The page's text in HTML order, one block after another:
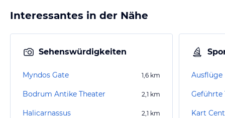
Interessantes in der Nähe
Sehenswürdigkeiten
Myndos Gate 1,6 km
Bodrum Antike Theater 2,1 km
Halicarnassus 2,1 km
Ausflüge
Geführte
Kart